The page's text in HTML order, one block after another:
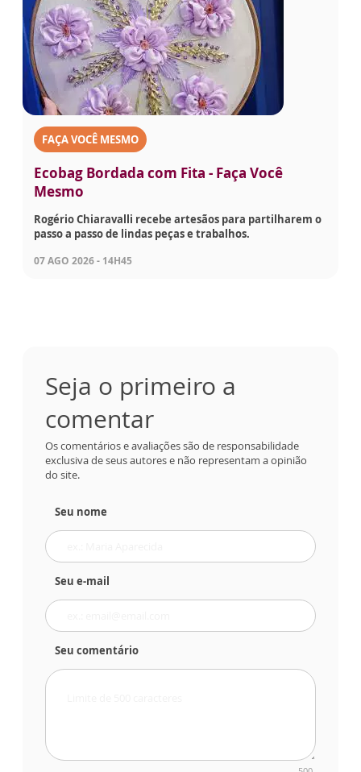
FAÇA VOCÊ MESMO
Ecobag Bordada com Fita - Faça Você
Mesmo
Rogério Chiaravalli recebe artesãos para partilharem o
passo a passo de lindas peças e trabalhos.
07 AGO 2026 - 14H45
Seja o primeiro a
comentar
Os comentários e avaliações são de responsabilidade
exclusiva de seus autores e não representam a opinião
do site.
Seu nome
Seu e-mail
Seu comentário